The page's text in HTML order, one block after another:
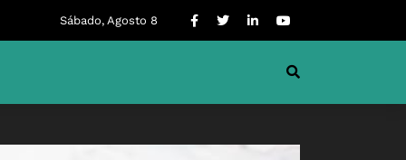
Sábado, Agosto 8